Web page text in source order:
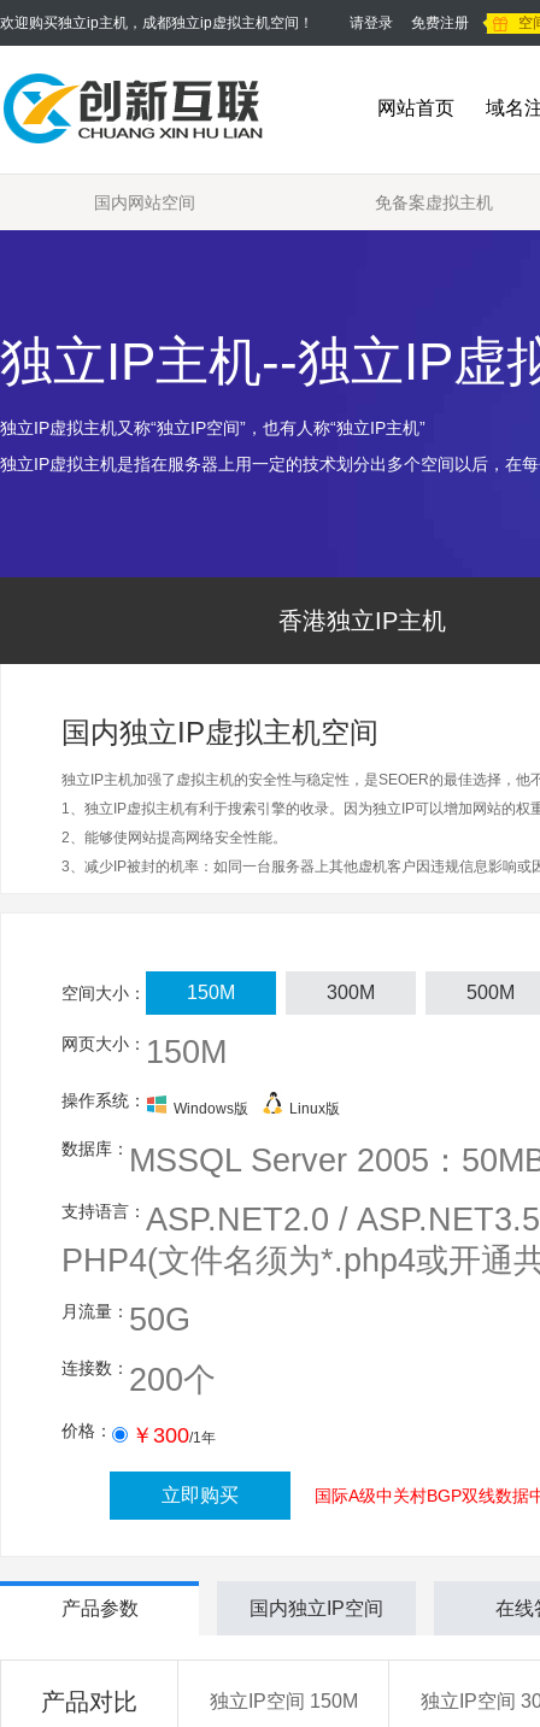
欢迎购买独立ip主机，成都独立ip虚拟主机空间！ 请登录 免费注册 空
网站首页 域名
国内网站空间 免备案虚拟主机
独立IP主机--独立IP虚
独立IP虚拟主机又称“独立IP空间”，也有人称“独立IP主机”
独立IP虚拟主机是指在服务器上用一定的技术划分出多个空间以后，在
香港独立IP主机
国内独立IP虚拟主机空间
独立IP主机加强了 虚拟主机的安全性与稳定性，是SEOER的最佳选择，他
1、 独立IP虚拟主机有利于搜索引擎的收录。因为独立IP可以增加网站的权
2、能够使网站提高网络安全性能。
3、减少IP被封的机率：如同一台服务器上其他虚机客户因违规信息影响或
空间大小： 150M 300M 500M
网页大小： 150M
操作系统： Windows版 Linux版
数据库： MSSQL Server 2005：
支持语言： ASP.NET2.0 /
PHP4(文件名须为*.php4或开通
月流量： 50G
连接数： 200个
价格： ￥300/1年
国际A级中关村BGP双线数据
产品参数 国内独立IP空间 在线
产品对比 独立IP空间 150M 独立IP空间